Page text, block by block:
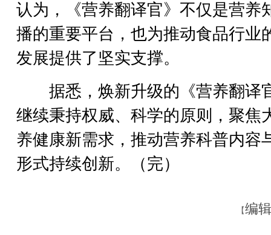
认为，《营养翻译官》不仅是营养
播的重要平台，也为推动食品行业
发展提供了坚实支撑。
据悉，焕新升级的《营养翻译
继续秉持权威、科学的原则，聚焦
养健康新需求，推动营养科普内容
形式持续创新。（完）
【编